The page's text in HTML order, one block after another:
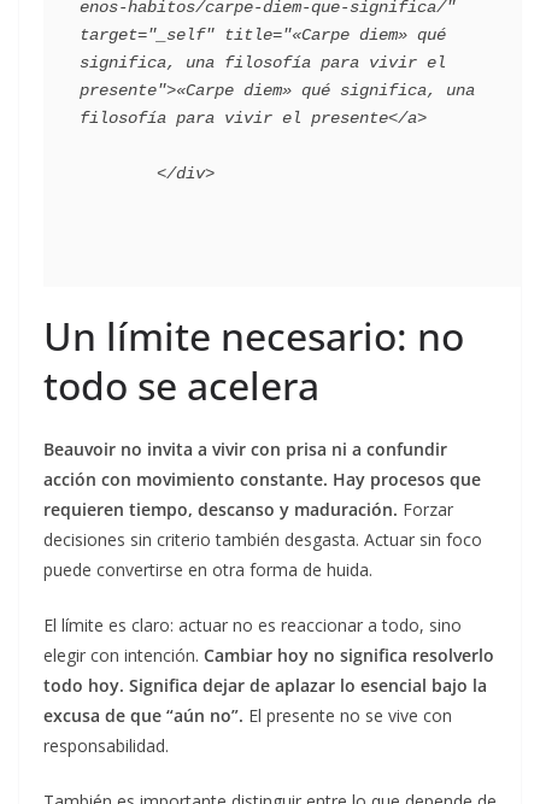
enos-habitos/carpe-diem-que-significa/"
target="_self" title="«Carpe diem» qué
significa, una filosofía para vivir el
presente">«Carpe diem» qué significa, una
filosofía para vivir el presente</a>
Un límite necesario: no
todo se acelera
Beauvoir no invita a vivir con prisa ni a confundir
acción con movimiento constante. Hay procesos que
requieren tiempo, descanso y maduración. Forzar
decisiones sin criterio también desgasta. Actuar sin foco
puede convertirse en otra forma de huida.
El límite es claro: actuar no es reaccionar a todo, sino
elegir con intención. Cambiar hoy no significa resolverlo
todo hoy. Significa dejar de aplazar lo esencial bajo la
excusa de que “aún no”. El presente no se vive con
responsabilidad.